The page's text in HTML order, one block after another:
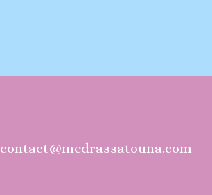
contact@medrassatouna.com